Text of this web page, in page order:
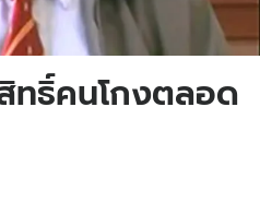
ทธิ์คนโกงตลอด